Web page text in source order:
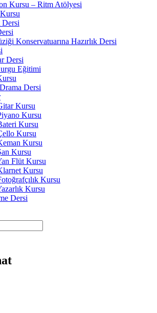
Kursu – Ritm Atölyesi
Dersi
Konservatuarına Hazırlık Dersi
Dersi
Eğitimi
Drama Dersi
Kursu
Kursu
Kursu
Kursu
Kursu
Kursu
Flüt Kursu
Kursu
Kursu
Kursu
Dersi